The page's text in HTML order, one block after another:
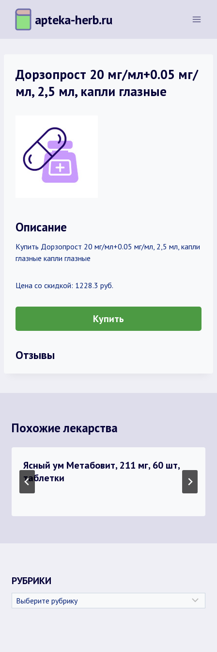
Перейти
содержимому
apteka-herb.ru
Дорзопрост 20 мг/мл+0.05 мг/
мл, 2,5 мл, капли глазные
Описание
Купить Дорзопрост 20 мг/мл+0.05 мг/мл, 2,5 мл, капли
глазные капли глазные
Цена со скидкой: 1228.3 руб.
Купить
Отзывы
Похожие лекарства
Ясный ум Метабовит, 211 мг, 60 шт,
таблетки
РУБРИКИ
Рубрики